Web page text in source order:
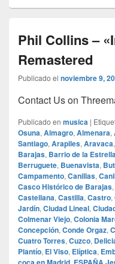
Phil Collins –
Remastered
Publicado el noviembre 9,
Contact Us on
Publicado en musica |
Osuna, Almagro, Almenara,
Santiago, Arapiles, Aravaca,
Barajas, Barrio de la
Berruguete, Buenavista,
Campamento, Canillas,
Casco Histórico de Barajas,
Castellana, Castilla, Castro,
Jardín, Ciudad Lineal,
Colmenar Viejo, Colonia
Concepción, Conde Orgaz,
Cuatro Torres, Cuzco,
Plantío, El Viso, Elíptica,